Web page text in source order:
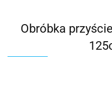
Obróbka